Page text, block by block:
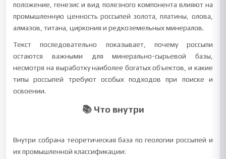
положение, генезис и вид полезного компонента влияют на
промышленную ценность россыпей золота, платины, олова,
алмазов, титана, циркония и редкоземельных минералов.
Текст последовательно показывает, почему россыпи
остаются важными для минерально-сырьевой базы,
несмотря на выработку наиболее богатых объектов, и какие
типы россыпей требуют особых подходов при поиске и
освоении.
📚 Что внутри
Внутри собрана теоретическая база по геологии россыпей и
их промышленной классификации: